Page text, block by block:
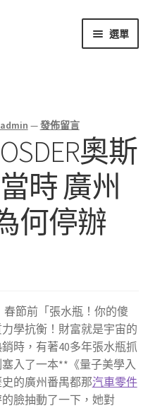
選單
admin —發佈留言
奧斯
時 廣州
何停辦
節前「張水瓶！你的傻
學抗衡！財富就是宇宙的
時，有著40多年張水瓶抓
入了一本**《量子美學入
的廣州番禺都那汽車零件
臉抽動了一下，她對